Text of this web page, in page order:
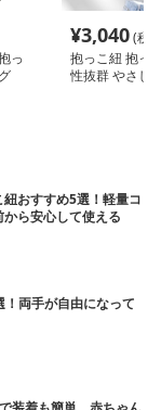
っ
¥3,040(税
抱っこ紐 抱っ
性抜群 やさし
おすすめ5選！軽量コ
ら安心して使える
両手が自由になって